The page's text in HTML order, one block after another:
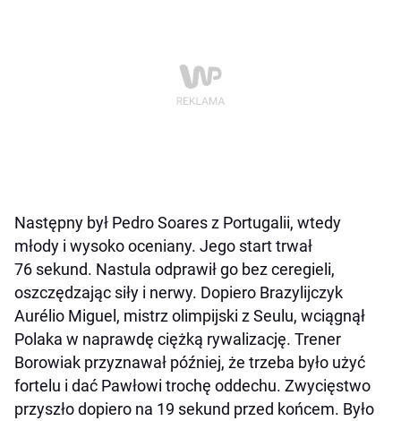
Następny był Pedro Soares z Portugalii, wtedy
młody i wysoko oceniany. Jego start trwał
76 sekund. Nastula odprawił go bez ceregieli,
oszczędzając siły i nerwy. Dopiero Brazylijczyk
Aurélio Miguel, mistrz olimpijski z Seulu, wciągnął
Polaka w naprawdę ciężką rywalizację. Trener
Borowiak przyznawał później, że trzeba było użyć
fortelu i dać Pawłowi trochę oddechu. Zwycięstwo
przyszło dopiero na 19 sekund przed końcem. Było